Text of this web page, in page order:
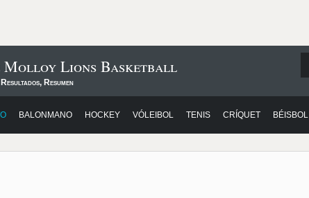
Molloy Lions Basketball
Resumen
BALONMANO HOCKEY VÓLEIBOL TENIS CRÍQUET BÉISBOL